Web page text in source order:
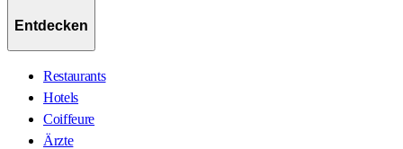
Entdecken
Restaurants
Hotels
Coiffeure
Ärzte